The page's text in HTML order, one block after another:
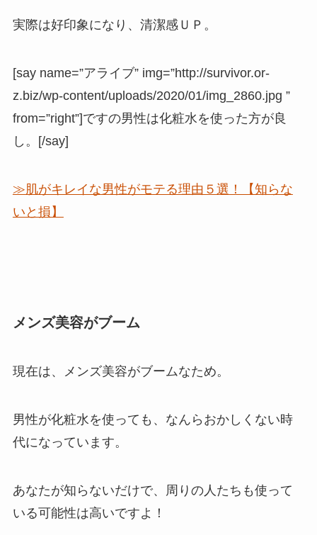
実際は好印象になり、清潔感ＵＰ。
[say name=”アライブ” img=”http://survivor.or-
z.biz/wp-content/uploads/2020/01/img_2860.jpg ”
from=”right”]ですの男性は化粧水を使った方が良
し。[/say]
≫肌がキレイな男性がモテる理由５選！【知らな
いと損】
メンズ美容がブーム
現在は、 メンズ美容がブームなため。
男性が化粧水を使っても、なんらおかしくない時
代になっています。
あなたが知らないだけで、周りの人たちも使って
いる可能性は高いですよ！